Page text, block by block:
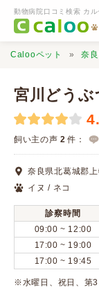
動物病院口コミ検索 カル
動物病院検索
口コミ検索
Calooペットと
口コミ投稿
Calooペット 奈
宮川どうぶ
飼い主の声 2 件：
奈良県北葛城郡
イヌ / ネコ
診察時間
09:00 ~ 12:00
17:00 ~ 19:00
17:00 ~ 19:45
※水曜日、祝日、第